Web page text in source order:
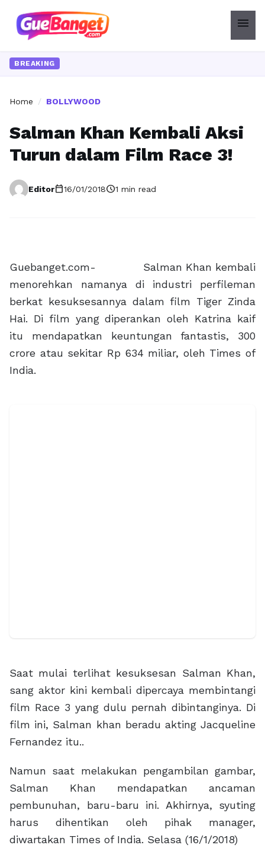
menu
BREAKING
Home / BOLLYWOOD
Salman Khan Kembali Aksi
Turun dalam Film Race 3!
Editorcalendar_today16/01/2018schedule1 min read
Guebanget.com- Salman Khan kembali
menorehkan namanya di industri perfileman
berkat kesuksesannya dalam film Tiger Zinda
Hai. Di film yang diperankan oleh Katrina kaif
itu mendapatkan keuntungan fantastis, 300
crore atau sekitar Rp 634 miliar, oleh Times of
India.
Saat mulai terlihat kesuksesan Salman Khan,
sang aktor kini kembali dipercaya membintangi
film Race 3 yang dulu pernah dibintanginya. Di
film ini, Salman khan beradu akting Jacqueline
Fernandez itu..
Namun saat melakukan pengambilan gambar,
Salman Khan mendapatkan ancaman
pembunuhan, baru-baru ini. Akhirnya, syuting
harus dihentikan oleh pihak manager,
diwartakan Times of India. Selasa (16/1/2018)